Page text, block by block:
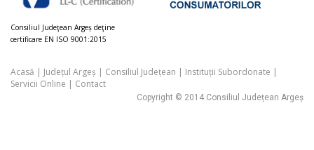
Consiliul Judeţean Argeș deţine
certificare EN ISO 9001:2015
Acasă | Județul Argeș | Consiliul Județean | Instituții Subordonate |
Servicii Online | Contact
Copyright © 2014 Consiliul Județean Argeș